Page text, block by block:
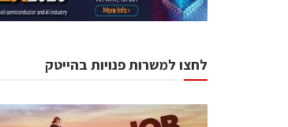
לחצו למשרות פנויות בהייטק